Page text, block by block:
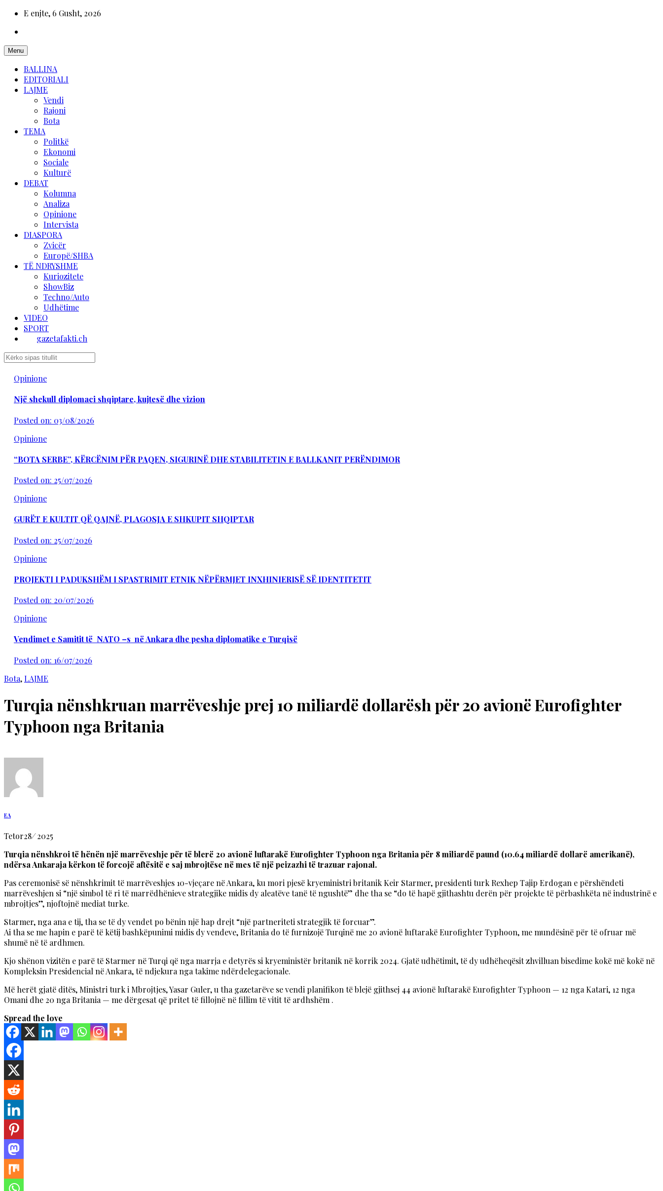
E enjte, 6 Gusht, 2026
Menu
BALLINA
EDITORIALI
LAJME
Vendi
Rajoni
Bota
TEMA
Politkë
Ekonomi
Sociale
Kulturë
DEBAT
Kolumna
Analiza
Opinione
Intervista
DIASPORA
Zvicër
Europë/SHBA
TË NDRYSHME
Kuriozitete
ShowBiz
Techno/Auto
Udhëtime
VIDEO
SPORT
gazetafakti.ch
Opinione
Një shekull diplomaci shqiptare, kujtesë dhe vizion
Posted on: 03/08/2026
Opinione
“BOTA SERBE”, KËRCËNIM PËR PAQEN, SIGURINË DHE STABILITETIN E BALLKANIT PERËNDIMOR
Posted on: 25/07/2026
Opinione
GURËT E KULTIT QË QAJNË, PLAGOSJA E SHKUPIT SHQIPTAR
Posted on: 25/07/2026
Opinione
PROJEKTI I PADUKSHËM I SPASTRIMIT ETNIK NËPËRMJET INXHINIERISË SË IDENTITETIT
Posted on: 20/07/2026
Opinione
Vendimet e Samitit të NATO –s në Ankara dhe pesha diplomatike e Turqisë
Posted on: 16/07/2026
Bota,LAJME
Turqia nënshkruan marrëveshje prej 10 miliardë dollarësh për 20 avionë Eurofighter
Typhoon nga Britania
EA
Tetor28/2025
Turqia nënshkroi të hënën një marrëveshje për të blerë 20 avionë luftarakë Eurofighter Typhoon nga Britania për 8 miliardë paund (10.64 miliardë dollarë amerikanë),
ndërsa Ankaraja kërkon të forcojë aftësitë e saj mbrojtëse në mes të një peizazhi të trazuar rajonal.
Pas ceremonisë së nënshkrimit të marrëveshjes 10-vjeçare në Ankara, ku mori pjesë kryeministri britanik Keir Starmer, presidenti turk Rexhep Tajip Erdogan e përshëndeti
marrëveshjen si “një simbol të ri të marrëdhënieve strategjike midis dy aleatëve tanë të ngushtë” dhe tha se “do të hapë gjithashtu derën për projekte të përbashkëta në industrinë e
mbrojtjes”, njoftojnë mediat turke.
Starmer, nga ana e tij, tha se të dy vendet po bënin një hap drejt “një partneriteti strategjik të forcuar”.
Ai tha se me hapin e parë të këtij bashkëpunimi midis dy vendeve, Britania do të furnizojë Turqinë me 20 avionë luftarakë Eurofighter Typhoon, me mundësinë për të ofruar më
shumë në të ardhmen.
Kjo shënon vizitën e parë të Starmer në Turqi që nga marrja e detyrës si kryeministër britanik në korrik 2024. Gjatë udhëtimit, të dy udhëheqësit zhvilluan bisedime kokë më kokë në
Kompleksin Presidencial në Ankara, të ndjekura nga takime ndërdelegacionale.
Më herët gjatë ditës, Ministri turk i Mbrojtjes, Yasar Guler, u tha gazetarëve se vendi planifikon të blejë gjithsej 44 avionë luftarakë Eurofighter Typhoon — 12 nga Katari, 12 nga
Omani dhe 20 nga Britania — me dërgesat që pritet të fillojnë në fillim të vitit të ardhshëm .
Spread the love